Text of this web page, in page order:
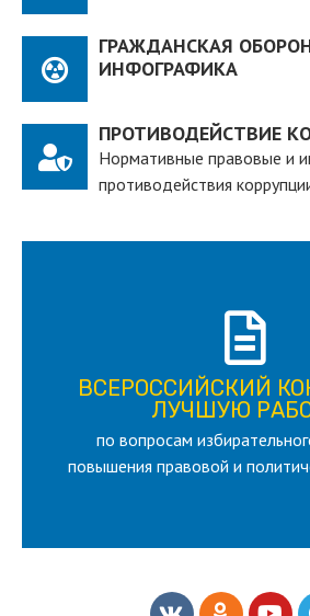
ГРАЖДАНСКАЯ
ИНФОГРАФИКА
ПРОТИВОДЕЙСТВИЕ
Нормативные правовые и
противодействия
ВСЕРОССИЙСКИЙ
ЛУЧШУЮ
по вопросам
повышения правовой и
ВСЕРОССИЙСКИЙ
ЛУЧШУЮ
для лица старше 18 и
ПОДРОБНЕЕ